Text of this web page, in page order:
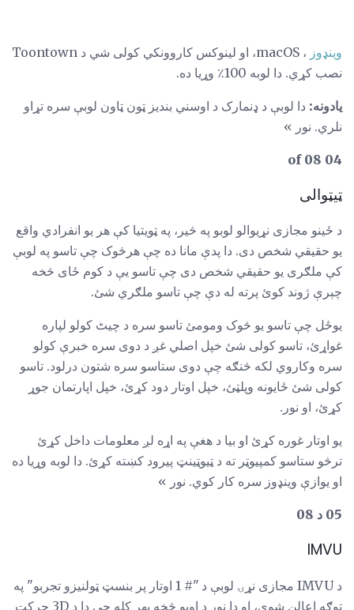
وینډوز
، macOS، او لینوکس کاروونکي کولی شي د Toontown
نصب کړي. دا لوبه 100٪ وړيا ده.
یادونه: دا لوبې د ډنمارک د اوسني بندیز ټون ټاون لوبې سره تړاو
نلري. نور »
04 of 08
ټیټوالی
د ځینو مجازی نړیوالو لوبو په څیر، په ټویتیا کې هر یو انفرادي واقع
یو حقیقي شخص دی. دا پدې مانا ده چې هرڅوک چې تاسو په لوبې
کې ملګری یو حقیقي شخص دی چې تاسو یې د کوم ځای څخه
چېرې ژوند کوئ پرته له دې چې تاسو ملګري شئ.
یوځل چې تاسو یو څوک ومومئ تاسو سره د چیٹ کولو لپاره
غواړئ، تاسو کولی شئ خپل اصلي غږ د دوی سره خبرې کولو
سره وکاروي لکه څنګه چې دوی ستاسو سره شتون درلود. تاسو
کولی شئ ځایونه وپلټئ، خپل اوتار دود کړئ، خپل اپارتمان جوړ
کړئ، او نور.
یو اوتار غوره کړئ او بیا د هغې په اړه لږ معلومات داخل کړئ
ترڅو ستاسو کمپیوټر ته د ټیوټینټ پیرود کښته کړئ. دا لوبه وړیا ده
او یوازې وینډوز سره کار کوي. نور »
05 د 08
IMVU
د IMVU مجازی نړۍ لوبې د "# 1 اوتار پر بنسټ ټولنیزو تجربو" په
توګه اعالن شوې، او دا نور د اوبو څخه بهر کله چې دا د 3D حرکت